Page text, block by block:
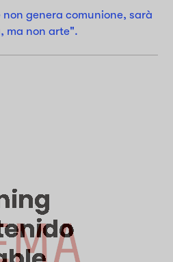
non genera comunione, sarà
ma non arte".